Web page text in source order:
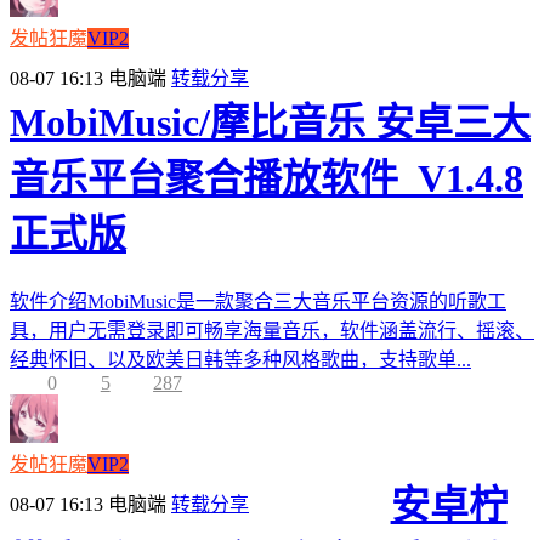
发帖狂魔VIP2
08-07 16:13 电脑端 转载分享
MobiMusic/摩比音乐 安卓三大
音乐平台聚合播放软件_V1.4.8
正式版
软件介绍MobiMusic是一款聚合三大音乐平台资源的听歌工
具，用户无需登录即可畅享海量音乐，软件涵盖流行、摇滚、
经典怀旧、以及欧美日韩等多种风格歌曲，支持歌单...
0
5 287
发帖狂魔VIP2
08-07 16:13 电脑端 转载分享
安卓柠